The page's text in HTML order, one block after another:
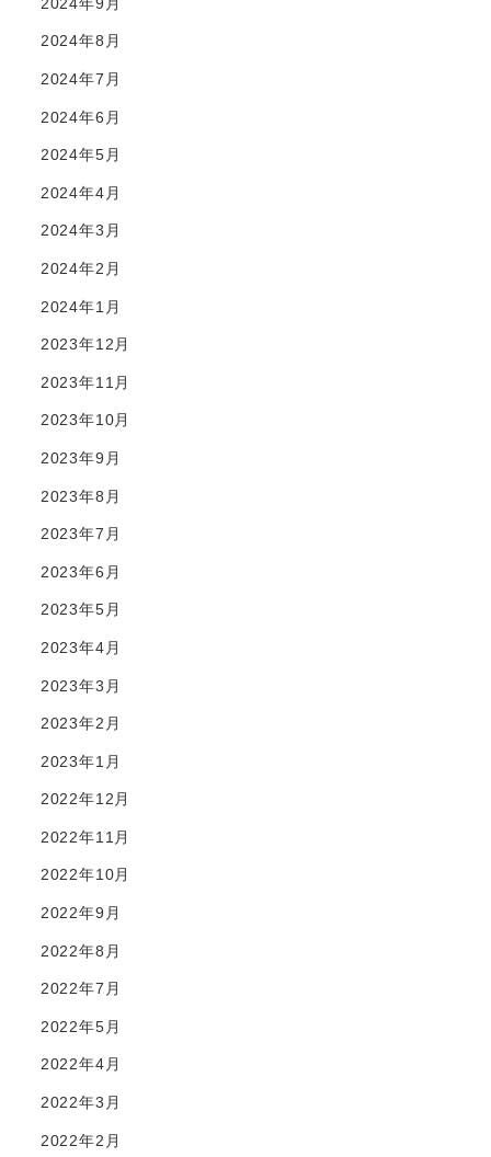
2024年8月
2024年7月
2024年6月
2024年5月
2024年4月
2024年3月
2024年2月
2024年1月
2023年12月
2023年11月
2023年10月
2023年9月
2023年8月
2023年7月
2023年6月
2023年5月
2023年4月
2023年3月
2023年2月
2023年1月
2022年12月
2022年11月
2022年10月
2022年9月
2022年8月
2022年7月
2022年5月
2022年4月
2022年3月
2022年2月